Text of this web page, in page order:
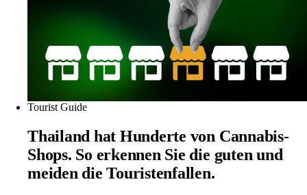
Tourist Guide
Thailand hat Hunderte von Cannabis-
Shops. So erkennen Sie die guten und
meiden die Touristenfallen.